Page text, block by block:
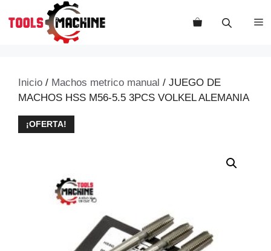
Inicio / Machos metrico manual / JUEGO DE
MACHOS HSS M56-5.5 3PCS VOLKEL ALEMANIA
¡OFERTA!